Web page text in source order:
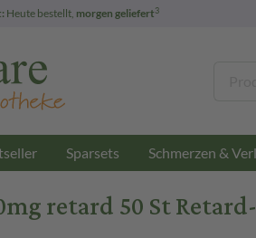
Heute bestellt, morgen geliefert3
Sparsets Schmerzen &
retard 50 St